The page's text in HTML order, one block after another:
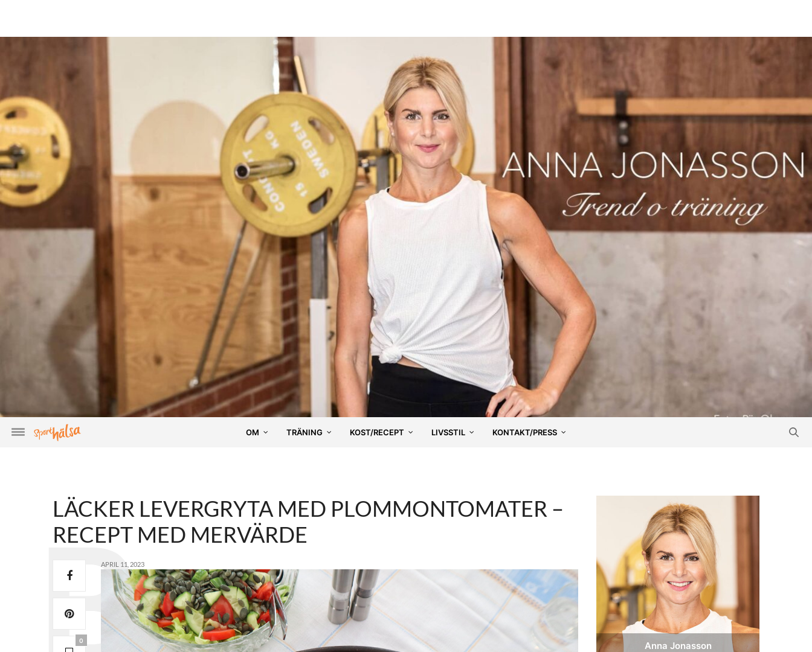
OM TRÄNING KOST/RECEPT LIVSSTIL KONTAKT/PRESS
LÄCKER LEVERGRYTA MED PLOMMONTOMATER –
RECEPT MED MERVÄRDE
0
APRIL 11, 2023
Anna Jonasson